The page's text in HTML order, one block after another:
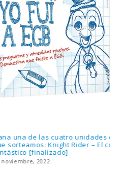
unidades de PLAYMOBIL
Rider – El coche